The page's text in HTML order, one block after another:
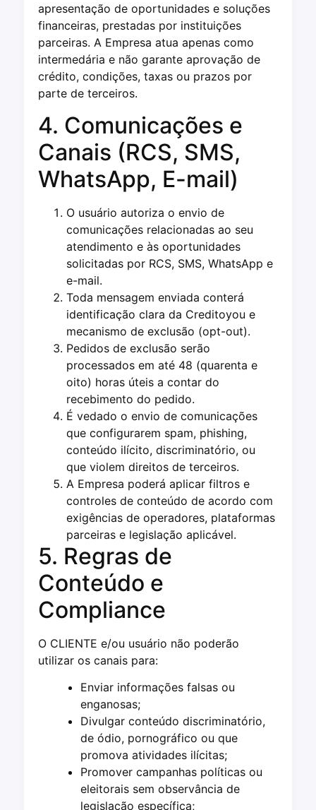
apresentação de oportunidades e soluções
financeiras, prestadas por instituições
parceiras. A Empresa atua apenas como
intermedária e não garante aprovação de
crédito, condições, taxas ou prazos por
parte de terceiros.
4. Comunicações e
Canais (RCS, SMS,
WhatsApp, E-mail)
O usuário autoriza o envio de
comunicações relacionadas ao seu
atendimento e às oportunidades
solicitadas por RCS, SMS, WhatsApp e
e-mail.
Toda mensagem enviada conterá
identificação clara da Creditoyou e
mecanismo de exclusão (opt-out).
Pedidos de exclusão serão
processados em até 48 (quarenta e
oito) horas úteis a contar do
recebimento do pedido.
É vedado o envio de comunicações
que configurarem spam, phishing,
conteúdo ilícito, discriminatório, ou
que violem direitos de terceiros.
A Empresa poderá aplicar filtros e
controles de conteúdo de acordo com
exigências de operadores, plataformas
parceiras e legislação aplicável.
5. Regras de
Conteúdo e
Compliance
O CLIENTE e/ou usuário não poderão
utilizar os canais para:
Enviar informações falsas ou
enganosas;
Divulgar conteúdo discriminatório,
de ódio, pornográfico ou que
promova atividades ilícitas;
Promover campanhas políticas ou
eleitorais sem observância de
legislação específica;